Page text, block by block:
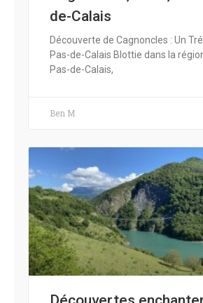
de-Calais
Découverte de Cagnoncles : Un
Pas-de-Calais Blottie dans la
Pas-de-Calais,
Ben M